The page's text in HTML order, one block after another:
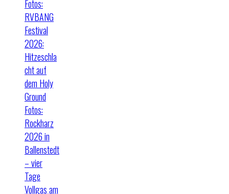
Fotos:
RVBANG
Festival
2026:
Hitzeschla
cht auf
dem Holy
Ground
Fotos:
Rockharz
2026 in
Ballenstedt
– vier
Tage
Vollgas am